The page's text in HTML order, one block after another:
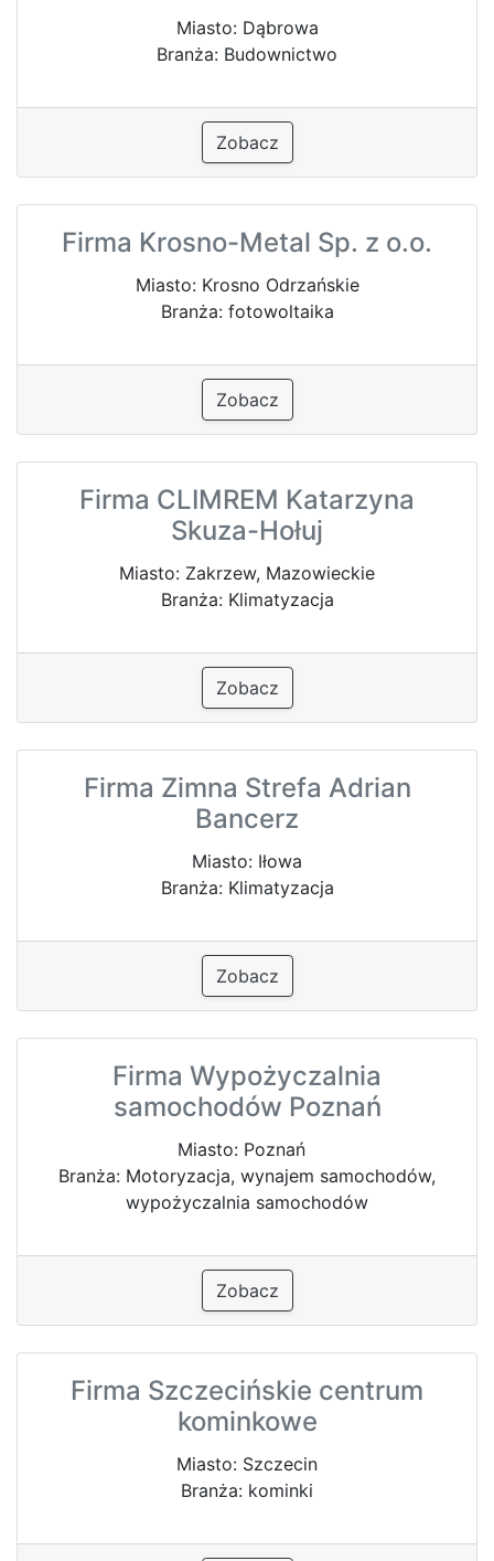
Miasto: Dąbrowa
Branża: Budownictwo
Zobacz
Firma Krosno-Metal Sp. z o.o.
Miasto: Krosno Odrzańskie
Branża: fotowoltaika
Zobacz
Firma CLIMREM Katarzyna
Skuza-Hołuj
Miasto: Zakrzew, Mazowieckie
Branża: Klimatyzacja
Zobacz
Firma Zimna Strefa Adrian
Bancerz
Miasto: Iłowa
Branża: Klimatyzacja
Zobacz
Firma Wypożyczalnia
samochodów Poznań
Miasto: Poznań
Branża: Motoryzacja, wynajem samochodów,
wypożyczalnia samochodów
Zobacz
Firma Szczecińskie centrum
kominkowe
Miasto: Szczecin
Branża: kominki